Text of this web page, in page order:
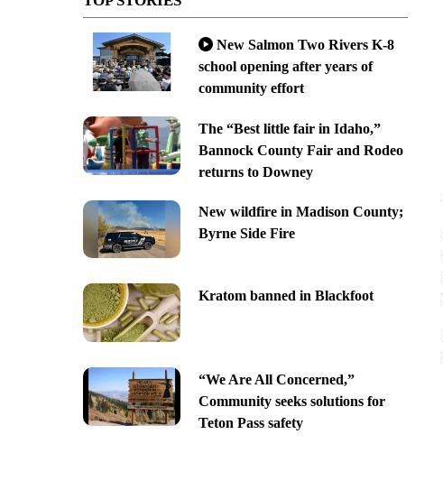
New Salmon Two Rivers K-8
school opening after years of
community effort
The “Best little fair in Idaho,”
Bannock County Fair and Rodeo
returns to Downey
New wildfire in Madison County;
Byrne Side Fire
Kratom banned in Blackfoot
“We Are All Concerned,”
Community seeks solutions for
Teton Pass safety